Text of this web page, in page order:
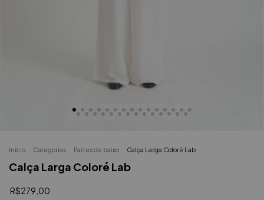
Início Categorias Partes de baixo Calça Larga Coloré Lab
Calça Larga Coloré Lab
R$279,00